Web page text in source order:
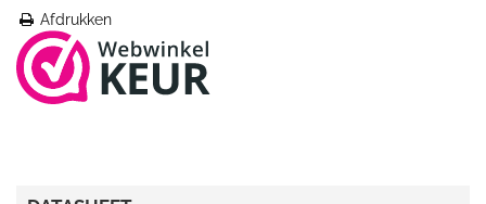
Afdrukken